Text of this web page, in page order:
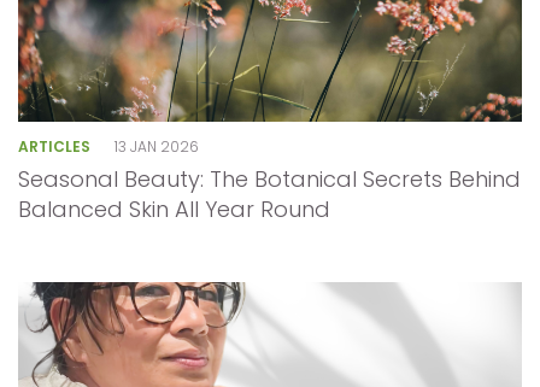
ARTICLES 13 JAN 2026
Seasonal Beauty: The Botanical Secrets Behind
Balanced Skin All Year Round